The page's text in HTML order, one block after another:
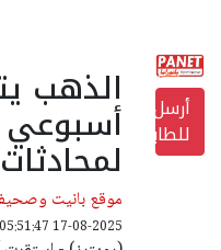
أرسل
للطابعة
الذهب
أسبوعي
موقع بانيت
17-08-2025 05:51:47